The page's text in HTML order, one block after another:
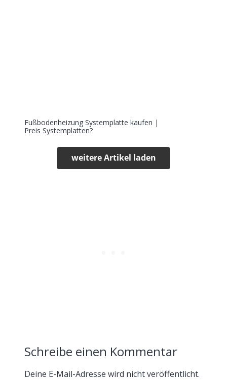
Fußbodenheizung Systemplatte kaufen |
Preis Systemplatten?
weitere Artikel laden
Schreibe einen Kommentar
Deine E-Mail-Adresse wird nicht veröffentlicht.